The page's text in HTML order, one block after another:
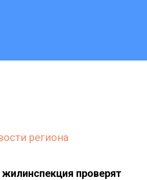
региона
проверят